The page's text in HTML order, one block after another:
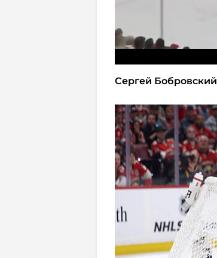
Сергей Бобровский